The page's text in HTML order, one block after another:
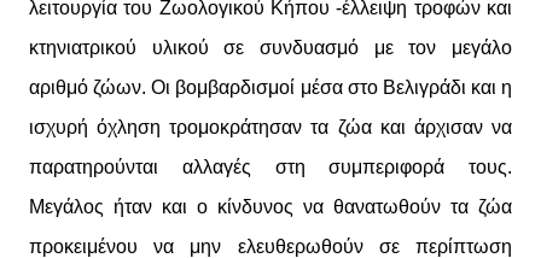
λειτουργία του Ζωολογικού Κήπου -έλλειψη τροφών και
κτηνιατρικού υλικού σε συνδυασμό με τον μεγάλο
αριθμό ζώων. Οι βομβαρδισμοί μέσα στο Βελιγράδι και η
ισχυρή όχληση τρομοκράτησαν τα ζώα και άρχισαν να
παρατηρούνται αλλαγές στη συμπεριφορά τους.
Μεγάλος ήταν και ο κίνδυνος να θανατωθούν τα ζώα
προκειμένου να μην ελευθερωθούν σε περίπτωση